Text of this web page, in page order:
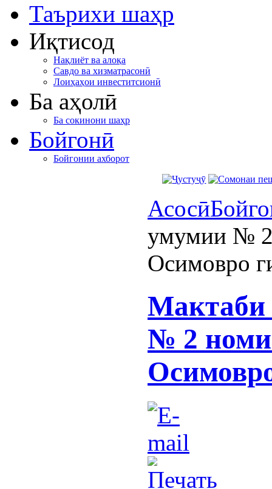
Таърихи шаҳр
Иқтисод
Нақлиёт ва алоқа
Савдо ва хизматрасонӣ
Лоиҳаҳои инвеститсионӣ
Ба аҳолӣ
Ба сокинони шаҳр
Бойгонӣ
Бойгонии ахборот
Асосӣ
умумии №
Осимовро
Мактаби
№ 2 номи